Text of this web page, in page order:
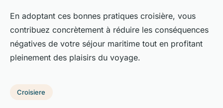
En adoptant ces bonnes pratiques croisière, vous
contribuez concrètement à réduire les conséquences
négatives de votre séjour maritime tout en profitant
pleinement des plaisirs du voyage.
Croisiere